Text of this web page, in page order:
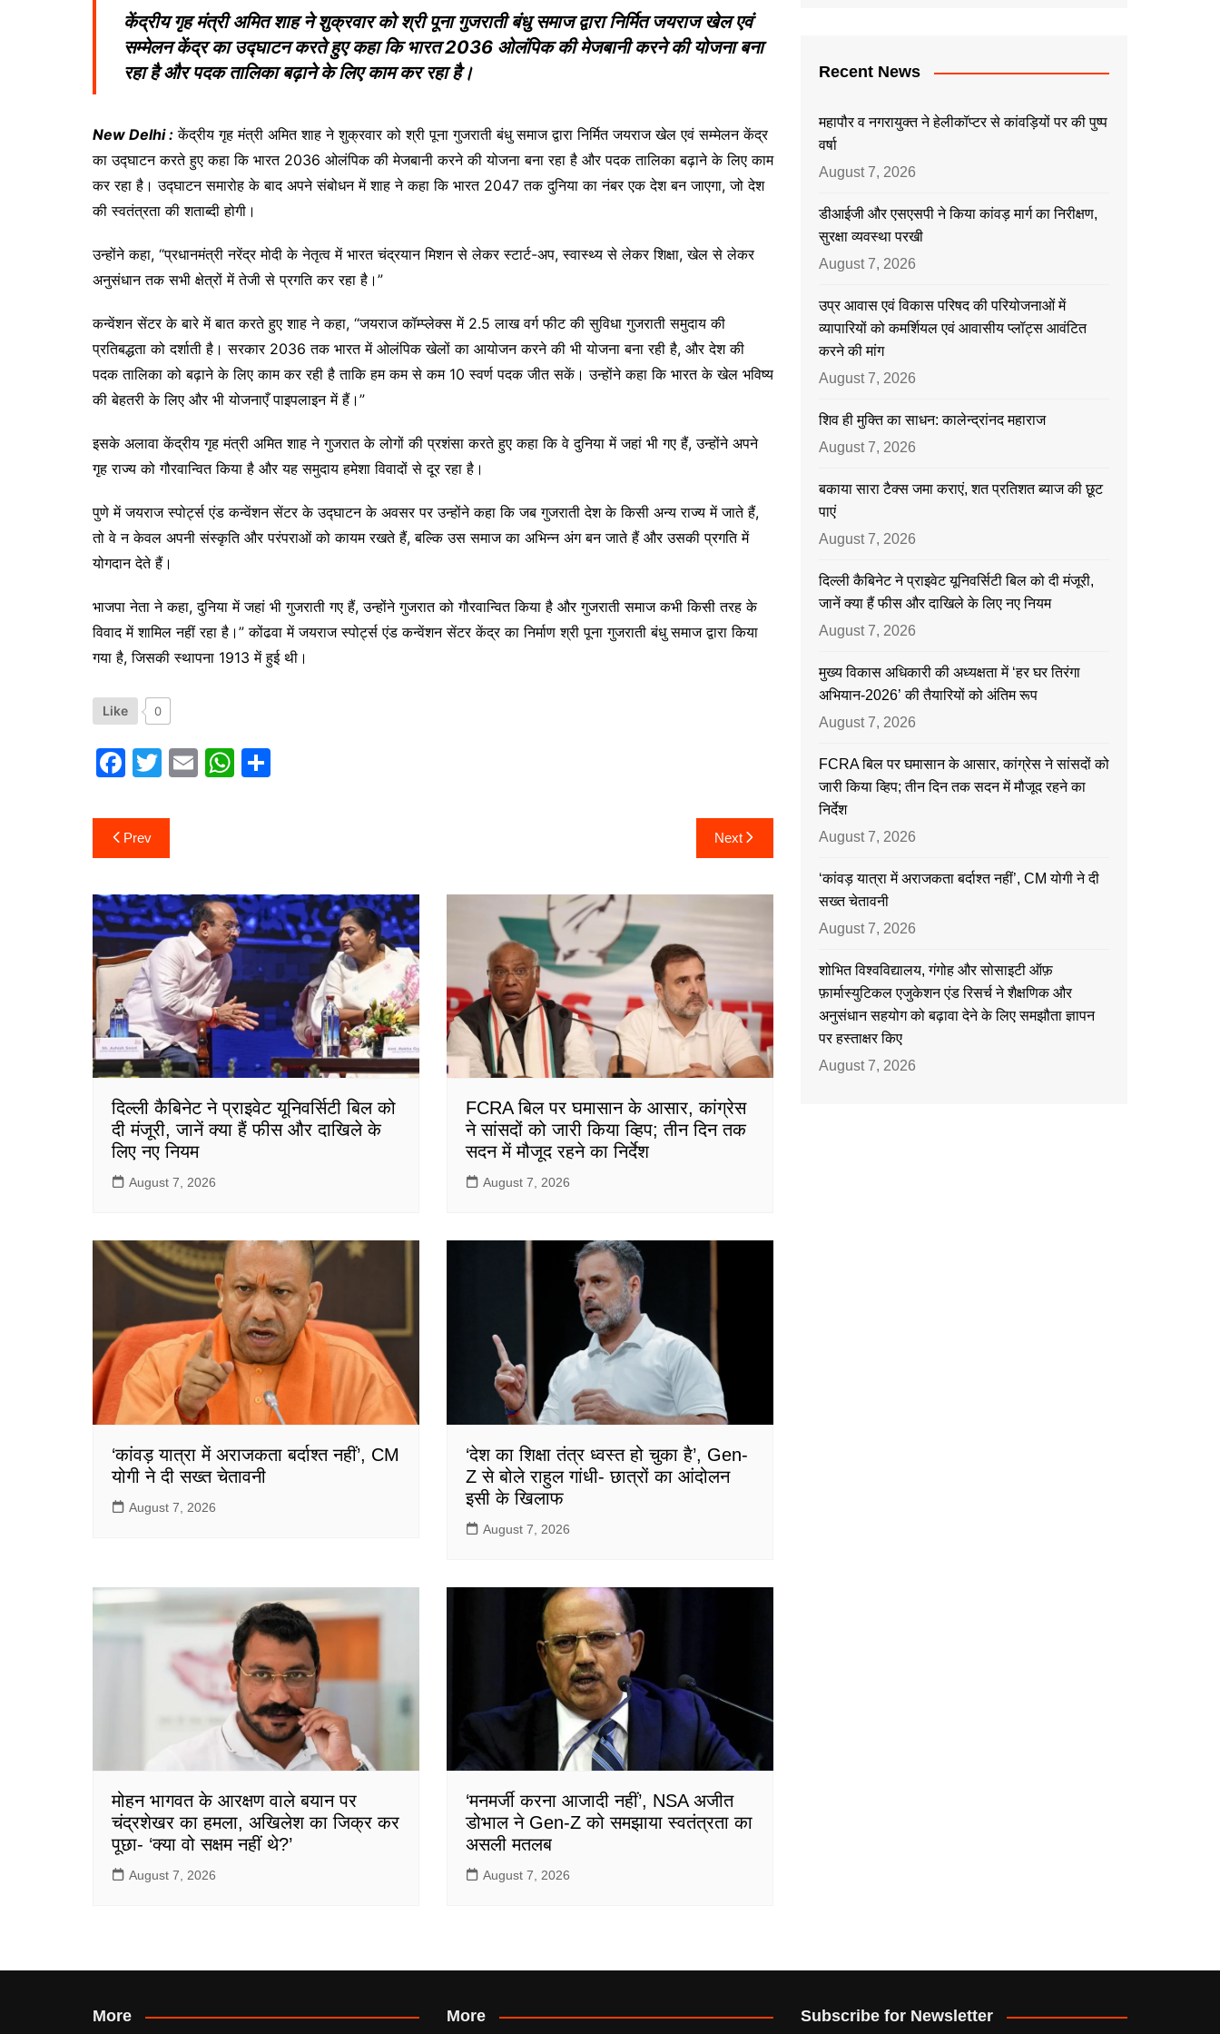
केंद्रीय गृह मंत्री अमित शाह ने शुक्रवार को श्री पूना गुजराती बंधु समाज द्वारा निर्मित जयराज खेल एवं
सम्मेलन केंद्र का उद्घाटन करते हुए कहा कि भारत 2036 ओलंपिक की मेजबानी करने की योजना बना
रहा है और पदक तालिका बढ़ाने के लिए काम कर रहा है।
New Delhi : केंद्रीय गृह मंत्री अमित शाह ने शुक्रवार को श्री पूना गुजराती बंधु समाज द्वारा निर्मित जयराज खेल एवं सम्मेलन केंद्र
का उद्घाटन करते हुए कहा कि भारत 2036 ओलंपिक की मेजबानी करने की योजना बना रहा है और पदक तालिका बढ़ाने के लिए काम
कर रहा है। उद्घाटन समारोह के बाद अपने संबोधन में शाह ने कहा कि भारत 2047 तक दुनिया का नंबर एक देश बन जाएगा, जो देश
की स्वतंत्रता की शताब्दी होगी।
उन्होंने कहा, “प्रधानमंत्री नरेंद्र मोदी के नेतृत्व में भारत चंद्रयान मिशन से लेकर स्टार्ट-अप, स्वास्थ्य से लेकर शिक्षा, खेल से लेकर
अनुसंधान तक सभी क्षेत्रों में तेजी से प्रगति कर रहा है।”
कन्वेंशन सेंटर के बारे में बात करते हुए शाह ने कहा, “जयराज कॉम्प्लेक्स में 2.5 लाख वर्ग फीट की सुविधा गुजराती समुदाय की
प्रतिबद्धता को दर्शाती है। सरकार 2036 तक भारत में ओलंपिक खेलों का आयोजन करने की भी योजना बना रही है, और देश की
पदक तालिका को बढ़ाने के लिए काम कर रही है ताकि हम कम से कम 10 स्वर्ण पदक जीत सकें। उन्होंने कहा कि भारत के खेल भविष्य
की बेहतरी के लिए और भी योजनाएँ पाइपलाइन में हैं।”
इसके अलावा केंद्रीय गृह मंत्री अमित शाह ने गुजरात के लोगों की प्रशंसा करते हुए कहा कि वे दुनिया में जहां भी गए हैं, उन्होंने अपने
गृह राज्य को गौरवान्वित किया है और यह समुदाय हमेशा विवादों से दूर रहा है।
पुणे में जयराज स्पोर्ट्स एंड कन्वेंशन सेंटर के उद्घाटन के अवसर पर उन्होंने कहा कि जब गुजराती देश के किसी अन्य राज्य में जाते हैं,
तो वे न केवल अपनी संस्कृति और परंपराओं को कायम रखते हैं, बल्कि उस समाज का अभिन्न अंग बन जाते हैं और उसकी प्रगति में
योगदान देते हैं।
भाजपा नेता ने कहा, दुनिया में जहां भी गुजराती गए हैं, उन्होंने गुजरात को गौरवान्वित किया है और गुजराती समाज कभी किसी तरह के
विवाद में शामिल नहीं रहा है।” कोंढवा में जयराज स्पोर्ट्स एंड कन्वेंशन सेंटर केंद्र का निर्माण श्री पूना गुजराती बंधु समाज द्वारा किया
गया है, जिसकी स्थापना 1913 में हुई थी।
Like 0
F
c
e
o
o
k
T
itt
er
E
W
p
p
PostPrev Next
दिल्ली कैबिनेट ने प्राइवेट यूनिवर्सिटी बिल को
दी मंजूरी, जानें क्या हैं फीस और दाखिले के
लिए नए नियम
August 7, 2026
FCRA बिल पर घमासान के आसार, कांग्रेस
ने सांसदों को जारी किया व्हिप; तीन दिन तक
सदन में मौजूद रहने का निर्देश
August 7, 2026
‘कांवड़ यात्रा में अराजकता बर्दाश्त नहीं’, CM
योगी ने दी सख्त चेतावनी
August 7, 2026
‘देश का शिक्षा तंत्र ध्वस्त हो चुका है’, Gen-
Z से बोले राहुल गांधी- छात्रों का आंदोलन
इसी के खिलाफ
August 7, 2026
मोहन भागवत के आरक्षण वाले बयान पर
चंद्रशेखर का हमला, अखिलेश का जिक्र कर
पूछा- ‘क्या वो सक्षम नहीं थे?’
August 7, 2026
‘मनमर्जी करना आजादी नहीं’, NSA अजीत
डोभाल ने Gen-Z को समझाया स्वतंत्रता का
असली मतलब
August 7, 2026
Recent News
महापौर व नगरायुक्त ने हेलीकॉप्टर से कांवड़ियों पर की पुष्प
वर्षा
August 7, 2026
डीआईजी और एसएसपी ने किया कांवड़ मार्ग का निरीक्षण,
सुरक्षा व्यवस्था परखी
August 7, 2026
उप्र आवास एवं विकास परिषद की परियोजनाओं में
व्यापारियों को कमर्शियल एवं आवासीय प्लॉट्स आवंटित
करने की मांग
August 7, 2026
शिव ही मुक्ति का साधन: कालेन्द्रांनद महाराज
August 7, 2026
बकाया सारा टैक्स जमा कराएं, शत प्रतिशत ब्याज की छूट
पाएं
August 7, 2026
दिल्ली कैबिनेट ने प्राइवेट यूनिवर्सिटी बिल को दी मंजूरी,
जानें क्या हैं फीस और दाखिले के लिए नए नियम
August 7, 2026
मुख्य विकास अधिकारी की अध्यक्षता में ‘हर घर तिरंगा
अभियान-2026’ की तैयारियों को अंतिम रूप
August 7, 2026
FCRA बिल पर घमासान के आसार, कांग्रेस ने सांसदों को
जारी किया व्हिप; तीन दिन तक सदन में मौजूद रहने का
निर्देश
August 7, 2026
‘कांवड़ यात्रा में अराजकता बर्दाश्त नहीं’, CM योगी ने दी
सख्त चेतावनी
August 7, 2026
शोभित विश्वविद्यालय, गंगोह और सोसाइटी ऑफ़
फ़ार्मास्युटिकल एजुकेशन एंड रिसर्च ने शैक्षणिक और
अनुसंधान सहयोग को बढ़ावा देने के लिए समझौता ज्ञापन
पर हस्ताक्षर किए
August 7, 2026
More More Subscribe for Newsletter